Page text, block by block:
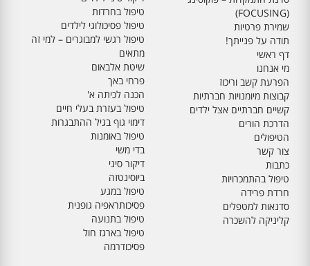
(FOCUSING)
שמירת פרטיות
תודה על פנייתך!
דף ראשי
מי אנחנו
הפרעת קשב וריכוז
קבוצות מיומנויות חברתיות
קשיים חברתיים אצל ילדים
הדרכת הורים
הטיפולים
צור קשר
כתבות
טיפול בהתמכרויות
חרדת פרידה
סדנאות למטפלים
קליניקה להשכרה
טיפול בחרדות
טיפול פסיכולוגי לילדים
טיפול רגשי למבוגרים – למי זה
מתאים
שיטת אלבאום
פרחי באך
הכנה לכיתה א'
טיפול בעזרת בעלי חיים
דימוי גוף בגיל ההתבגרות
טיפול באומנות
בדי משי
דיקור סיני
ביוסינטזה
טיפול במגע
פסיכותראפיה גופנית
טיפול בתנועה
טיפול בארגז חול
פסיכודרמה